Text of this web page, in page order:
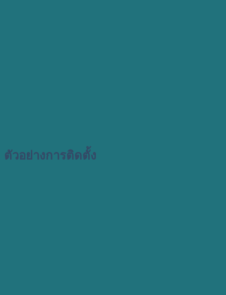
ตัวอย่างการติดตั้ง